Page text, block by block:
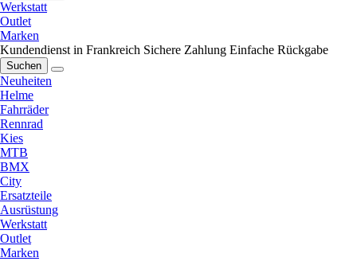
Werkstatt
Outlet
Marken
Kundendienst in Frankreich Sichere Zahlung Einfache Rückgabe
Suchen
Neuheiten
Helme
Fahrräder
Rennrad
Kies
MTB
BMX
City
Ersatzteile
Ausrüstung
Werkstatt
Outlet
Marken